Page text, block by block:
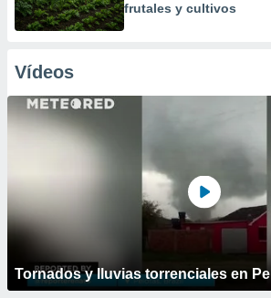
frutales y cultivos
Vídeos
Tornados y lluvias torrenciales en